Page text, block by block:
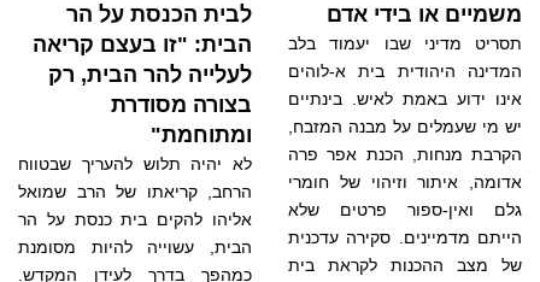
משמיים או בידי אדם
תסריט מדיני שבו יעמוד בלב
המדינה היהודית בית א-לוהים
אינו ידוע באמת לאיש. בינתיים
יש מי שעמלים על מבנה המזבח,
הקרבת מנחות, הכנת אפר פרה
אדומה, איתור וזיהוי של חומרי
גלם ואין-ספור פרטים שלא
הייתם מדמיינים. סקירה עדכנית
של מצב ההכנות לקראת בית
לבית הכנסת על הר
הבית: "זו בעצם קריאה
לעלייה להר הבית, רק
בצורה מסודרת
ומתוחמת"
לא יהיה תלוש להעריך שבטווח
הרחב, קריאתו של הרב שמואל
אליהו להקים בית כנסת על הר
הבית, עשוייה להיות מסומנת
כמהפך בדרך לעידן המקדש.